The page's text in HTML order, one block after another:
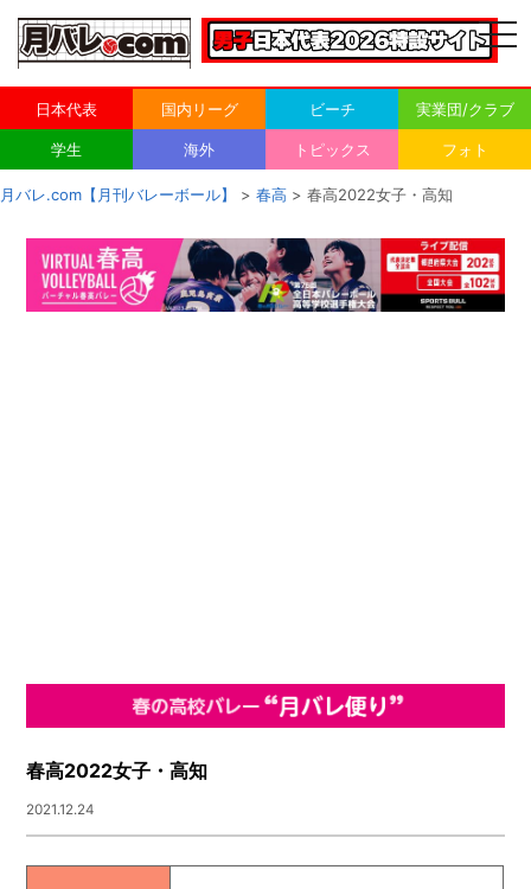
日本代表 国内リーグ ビーチ 実業団/クラブ
学生 海外 トピックス フォト
月バレ.com【月刊バレーボール】 > 春高 > 春高2022女子・高知
春高2022女子・高知
2021.12.24